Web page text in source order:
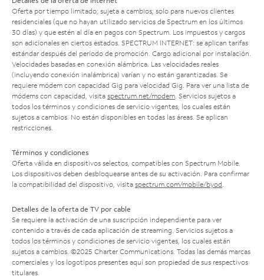
Oferta por tiempo limitado; sujeta a cambios; solo para nuevos clientes
residenciales (que no hayan utilizado servicios de Spectrum en los últimos
30 días) y que estén al día en pagos con Spectrum. Los impuestos y cargos
son adicionales en ciertos estados. SPECTRUM INTERNET: se aplican tarifas
estándar después del período de promoción. Cargo adicional por instalación.
Velocidades basadas en conexión alámbrica. Las velocidades reales
(incluyendo conexión inalámbrica) varían y no están garantizadas. Se
requiere módem con capacidad Gig para velocidad Gig. Para ver una lista de
módems con capacidad, visita spectrum.net/modem . Servicios sujetos a
todos los términos y condiciones de servicio vigentes, los cuales están
sujetos a cambios. No están disponibles en todas las áreas. Se aplican
restricciones.
Términos y condiciones
Oferta válida en dispositivos selectos, compatibles con Spectrum Mobile.
Los dispositivos deben desbloquearse antes de su activación. Para confirmar
la compatibilidad del dispositivo, visita spectrum.com/mobile/byod
Detalles de la oferta de TV por cable
Se requiere la activación de una suscripción independiente para ver
contenido a través de cada aplicación de streaming. Servicios sujetos a
todos los términos y condiciones de servicio vigentes, los cuales están
sujetos a cambios. ©2025 Charter Communications. Todas las demás marcas
comerciales y los logotipos presentes aquí son propiedad de sus respectivos
titulares.